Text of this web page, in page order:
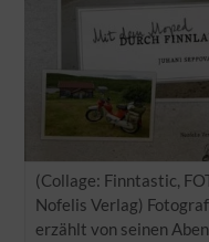
(Collage: Finntastic,
Nofelis Verlag)
erzählt von seinen